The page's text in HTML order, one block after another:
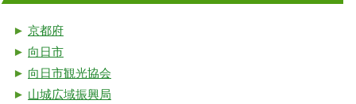
► 京都府
► 向日市
► 向日市観光協会
► 山城広域振興局